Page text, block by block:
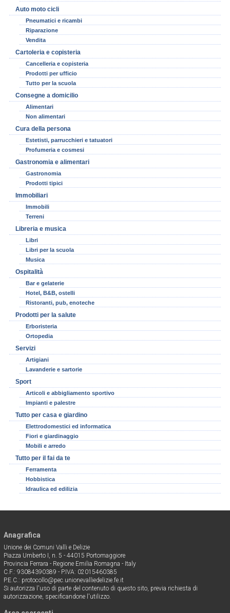
Auto moto cicli
Pneumatici e ricambi
Riparazione
Vendita
Cartoleria e copisteria
Cancelleria e copisteria
Prodotti per ufficio
Tutto per la scuola
Consegne a domicilio
Alimentari
Non alimentari
Cura della persona
Estetisti, parrucchieri e tatuatori
Profumeria e cosmesi
Gastronomia e alimentari
Gastronomia
Prodotti tipici
Immobiliari
Immobili
Terreni
Libreria e musica
Libri
Libri per la scuola
Musica
Ospitalità
Bar e gelaterie
Hotel, B&B, ostelli
Ristoranti, pub, enoteche
Prodotti per la salute
Erboristeria
Ortopedia
Servizi
Artigiani
Lavanderie e sartorie
Sport
Articoli e abbigliamento sportivo
Impianti e palestre
Tutto per casa e giardino
Elettrodomestici ed informatica
Fiori e giardinaggio
Mobili e arredo
Tutto per il fai da te
Ferramenta
Hobbistica
Idraulica ed edilizia
Anagrafica
Unione dei Comuni Valli e Delizie
Piazza Umberto I, n. 5 - 44015 Portomaggiore
Provincia Ferrara - Regione Emilia Romagna - Italy
C.F.: 93084390389 - P.IVA: 02015460385
P.E.C.: protocollo@pec.unionevalliedelizie.fe.it
Si autorizza l'uso di parte del contenuto di questo sito, previa richiesta di
autorizzazione, specificandone l'utilizzo.